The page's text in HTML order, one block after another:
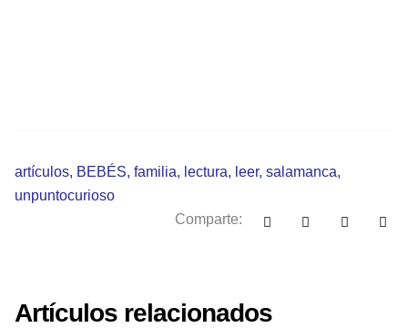
artículos, BEBÉS, familia, lectura, leer, salamanca,
unpuntocurioso
Comparte:
Artículos relacionados